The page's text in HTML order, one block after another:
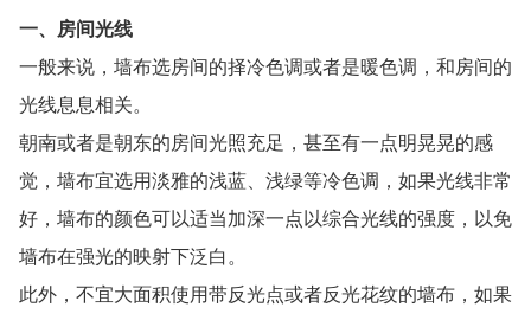
一、房间光线
一般来说，墙布选房间的择冷色调或者是暖色调，和房间的
光线息息相关。
朝南或者是朝东的房间光照充足，甚至有一点明晃晃的感
觉，墙布宜选用淡雅的浅蓝、浅绿等冷色调，如果光线非常
好，墙布的颜色可以适当加深一点以综合光线的强度，以免
墙布在强光的映射下泛白。
此外，不宜大面积使用带反光点或者反光花纹的墙布，如果